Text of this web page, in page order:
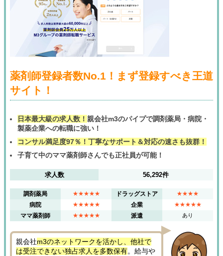
薬剤師登録者数No.1！まず登録すべき王道
サイト！
日本最大級の求人数！ 親会社m3のパイプで調剤薬局・病院・
製薬企業への転職に強い！
コンサル満足度97％！丁寧なサポート＆対応の速さも抜群！
子育て中のママ薬剤師さんでも正社員が可能！
求人数 56,292件
調剤薬局 ★★★★★ ドラッグストア ★★★★
病院 ★★★★★ 企業 ★★★★★
ママ薬剤師 ★★★★★ 派遣 あり
親会社m3のネットワークを活かし、他社で
は受注できない独占求人を多数保有。給与や